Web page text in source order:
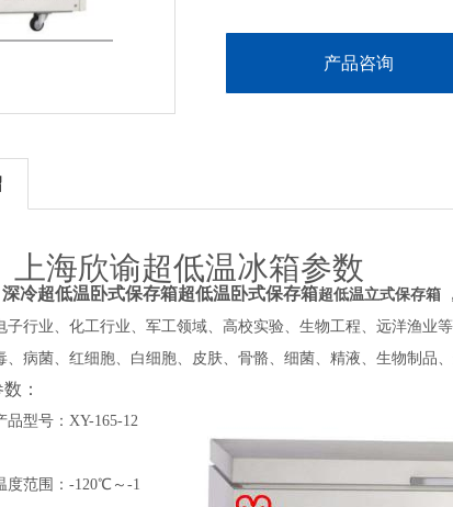
产品咨询
上海欣谕超低温冰箱参数
深冷超低温卧式保存箱超低温卧式保存箱超低温立式保存箱
子行业、化工行业、军工领域、高校实验、生物工程、远洋渔业等
、病菌、红细胞、白细胞、皮肤、骨骼、细菌、精液、生物制品
：
品型号： XY-165-12
度范围： -120℃～-1